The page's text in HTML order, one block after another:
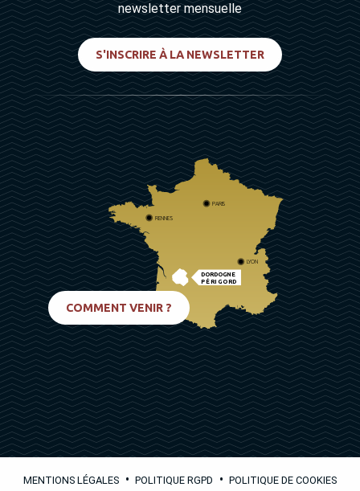
newsletter mensuelle
S'INSCRIRE À LA NEWSLETTER
DORDOGNE
PÉRIGORD
PARIS
RENNES
LYON
COMMENT VENIR ?
MENTIONS LÉGALES • POLITIQUE RGPD • POLITIQUE DE COOKIES